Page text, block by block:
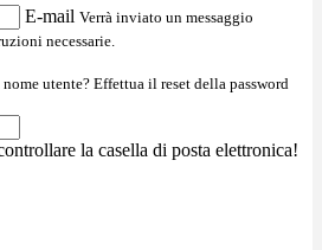
E-mail Verrà inviato un messaggio
necessarie.
utente? Effettua il reset della password
la casella di posta elettronica!